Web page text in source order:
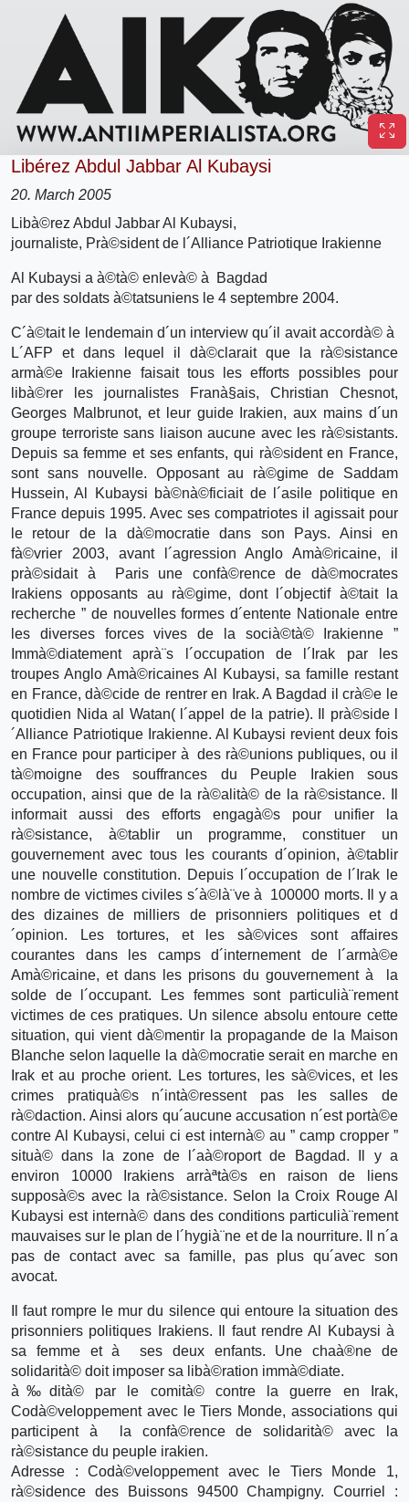
Libérez Abdul Jabbar Al Kubaysi
20. March 2005
Libà©rez Abdul Jabbar Al Kubaysi,
journaliste, Prà©sident de l´Alliance Patriotique Irakienne
Al Kubaysi a à©tà© enlevà© à Bagdad
par des soldats à©tatsuniens le 4 septembre 2004.
C´à©tait le lendemain d´un interview qu´il avait accordà© à
L´AFP et dans lequel il dà©clarait que la rà©sistance
armà©e Irakienne faisait tous les efforts possibles pour
libà©rer les journalistes Franà§ais, Christian Chesnot,
Georges Malbrunot, et leur guide Irakien, aux mains d´un
groupe terroriste sans liaison aucune avec les rà©sistants.
Depuis sa femme et ses enfants, qui rà©sident en France,
sont sans nouvelle. Opposant au rà©gime de Saddam
Hussein, Al Kubaysi bà©nà©ficiait de l´asile politique en
France depuis 1995. Avec ses compatriotes il agissait pour
le retour de la dà©mocratie dans son Pays. Ainsi en
fà©vrier 2003, avant l´agression Anglo Amà©ricaine, il
prà©sidait à Paris une confà©rence de dà©mocrates
Irakiens opposants au rà©gime, dont l´objectif à©tait la
recherche ” de nouvelles formes d´entente Nationale entre
les diverses forces vives de la socià©tà© Irakienne ”
Immà©diatement aprà¨s l´occupation de l´Irak par les
troupes Anglo Amà©ricaines Al Kubaysi, sa famille restant
en France, dà©cide de rentrer en Irak. A Bagdad il crà©e le
quotidien Nida al Watan( l´appel de la patrie). Il prà©side l
´Alliance Patriotique Irakienne. Al Kubaysi revient deux fois
en France pour participer à des rà©unions publiques, ou il
tà©moigne des souffrances du Peuple Irakien sous
occupation, ainsi que de la rà©alità© de la rà©sistance. Il
informait aussi des efforts engagà©s pour unifier la
rà©sistance, à©tablir un programme, constituer un
gouvernement avec tous les courants d´opinion, à©tablir
une nouvelle constitution. Depuis l´occupation de l´Irak le
nombre de victimes civiles s´à©là¨ve à 100000 morts. Il y a
des dizaines de milliers de prisonniers politiques et d
´opinion. Les tortures, et les sà©vices sont affaires
courantes dans les camps d´internement de l´armà©e
Amà©ricaine, et dans les prisons du gouvernement à la
solde de l´occupant. Les femmes sont particulià¨rement
victimes de ces pratiques. Un silence absolu entoure cette
situation, qui vient dà©mentir la propagande de la Maison
Blanche selon laquelle la dà©mocratie serait en marche en
Irak et au proche orient. Les tortures, les sà©vices, et les
crimes pratiquà©s n´intà©ressent pas les salles de
rà©daction. Ainsi alors qu´aucune accusation n´est portà©e
contre Al Kubaysi, celui ci est internà© au ” camp cropper ”
situà© dans la zone de l´aà©roport de Bagdad. Il y a
environ 10000 Irakiens arràªtà©s en raison de liens
supposà©s avec la rà©sistance. Selon la Croix Rouge Al
Kubaysi est internà© dans des conditions particulià¨rement
mauvaises sur le plan de l´hygià¨ne et de la nourriture. Il n´a
pas de contact avec sa famille, pas plus qu´avec son
avocat.
Il faut rompre le mur du silence qui entoure la situation des
prisonniers politiques Irakiens. Il faut rendre Al Kubaysi à
sa femme et à ses deux enfants. Une chaà®ne de
solidarità© doit imposer sa libà©ration immà©diate.
à‰dità© par le comità© contre la guerre en Irak,
Codà©veloppement avec le Tiers Monde, associations qui
participent à la confà©rence de solidarità© avec la
rà©sistance du peuple irakien.
Adresse : Codà©veloppement avec le Tiers Monde 1,
rà©sidence des Buissons 94500 Champigny. Courriel :